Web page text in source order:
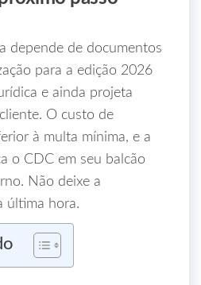
depende de documentos
para a edição 2026
e ainda projeta
O custo de
à multa mínima, e a
o CDC em seu balcão
Não deixe a
última hora.